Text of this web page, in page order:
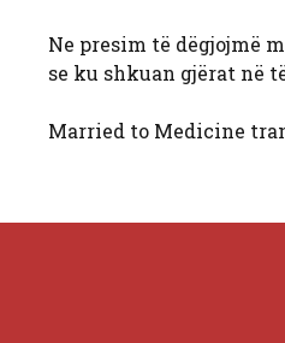
Ne presim të dëgjojmë
se ku shkuan gjërat në
Married to Medicine